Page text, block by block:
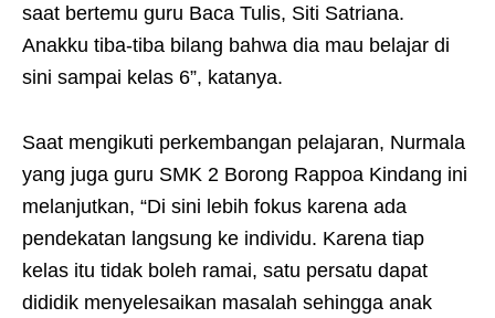
saat bertemu guru Baca Tulis, Siti Satriana.
Anakku tiba-tiba bilang bahwa dia mau belajar di
sini sampai kelas 6”, katanya.
Saat mengikuti perkembangan pelajaran, Nurmala
yang juga guru SMK 2 Borong Rappoa Kindang ini
melanjutkan, “Di sini lebih fokus karena ada
pendekatan langsung ke individu. Karena tiap
kelas itu tidak boleh ramai, satu persatu dapat
dididik menyelesaikan masalah sehingga anak